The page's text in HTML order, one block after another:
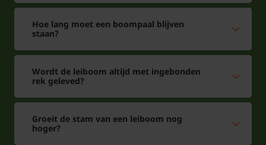
Hoe lang moet een boompaal blijven
staan?
Wordt de leiboom altijd met ingebonden
rek geleved?
Groeit de stam van een leiboom nog
hoger?